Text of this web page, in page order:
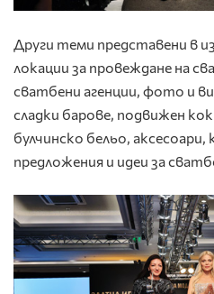
Други теми представени в
локации за провеждане на
сватбени агенции, фото и
сладки барове, подвижен
булчинско бельо,
предложения и идеи за